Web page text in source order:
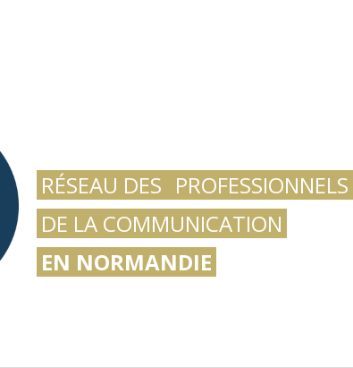
RÉSEAU DES PROFESSIONNELS
DE LA COMMUNICATION
EN NORMANDIE